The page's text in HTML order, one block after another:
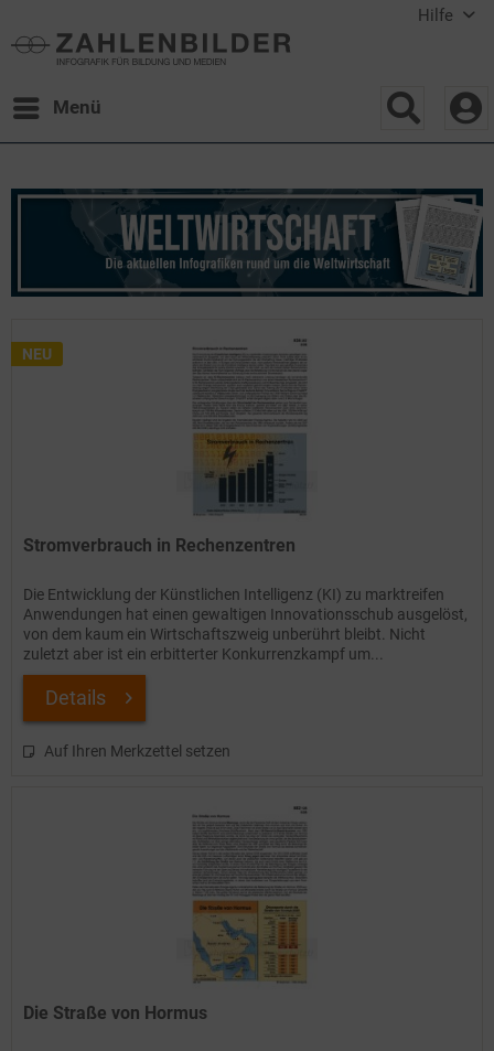
Hilfe
Menü
NEU
Stromverbrauch in Rechenzentren
Die Entwicklung der Künstlichen Intelligenz (KI) zu marktreifen
Anwendungen hat einen gewaltigen Innovationsschub ausgelöst,
von dem kaum ein Wirtschaftszweig unberührt bleibt. Nicht
zuletzt aber ist ein erbitterter Konkurrenzkampf um...
Details
Auf Ihren Merkzettel setzen
Die Straße von Hormus